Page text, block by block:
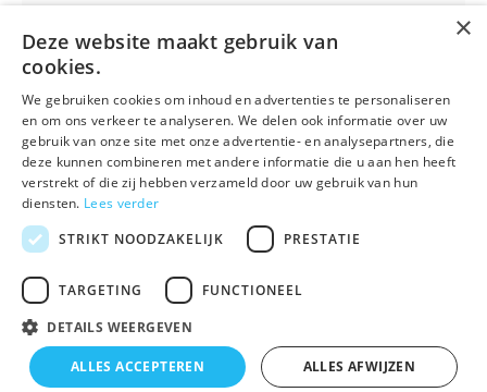
🌴 Wij zijn met vakantie t/m 21 augustus. Bestellen is
KvK-nummer 14087571
BTW-nummer NL 815399145 B01
© 2026 - Powered by
Algemene voorwaarden RSS-feed
×
Deze website maakt gebruik van
cookies.
We gebruiken cookies om inhoud en advertenties te personaliseren
en om ons verkeer te analyseren. We delen ook informatie over uw
gebruik van onze site met onze advertentie- en analysepartners, die
deze kunnen combineren met andere informatie die u aan hen heeft
verstrekt of die zij hebben verzameld door uw gebruik van hun
diensten. Lees verder
STRIKT NOODZAKELIJK
PRESTATIE
TARGETING FUNCTIONEEL
DETAILS WEERGEVEN
ALLES ACCEPTEREN ALLES AFWIJZEN